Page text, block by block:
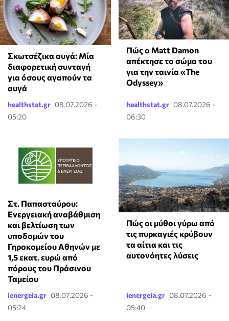
Σκωτσέζικα αυγά: Μία
διαφορετική συνταγή
για όσους αγαπούν τα
αυγά
healthstat.gr 08.07.2026 -
05:20
Πώς ο Matt Damon
απέκτησε το σώμα του
για την ταινία «The
Odyssey»
healthstat.gr 08.07.2026 -
06:30
Στ. Παπασταύρου:
Ενεργειακή αναβάθμιση
και βελτίωση των
υποδομών του
Γηροκομείου Αθηνών με
1,5 εκατ. ευρώ από
πόρους του Πράσινου
Ταμείου
ienergeia.gr 08.07.2026 -
05:24
Πώς οι μύθοι γύρω από
τις πυρκαγιές κρύβουν
τα αίτια και τις
αυτονόητες λύσεις
ienergeia.gr 08.07.2026 -
05:40